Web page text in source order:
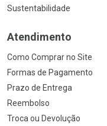
Sustentabilidade
Atendimento
Como Comprar no Site
Formas de Pagamento
Prazo de Entrega
Reembolso
Troca ou Devolução